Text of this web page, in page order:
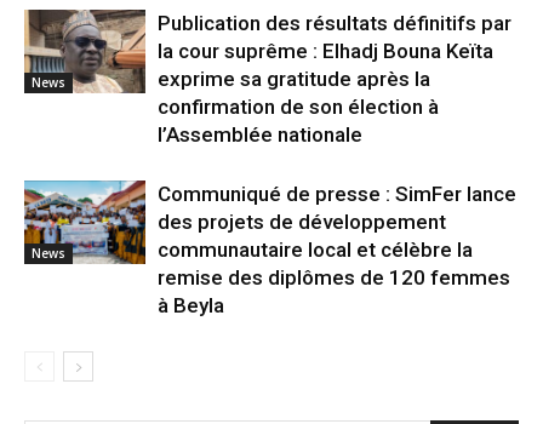
News
Publication des résultats définitifs par
la cour suprême : Elhadj Bouna Keïta
exprime sa gratitude après la
confirmation de son élection à
l’Assemblée nationale
News
Communiqué de presse : SimFer lance
des projets de développement
communautaire local et célèbre la
remise des diplômes de 120 femmes
à Beyla